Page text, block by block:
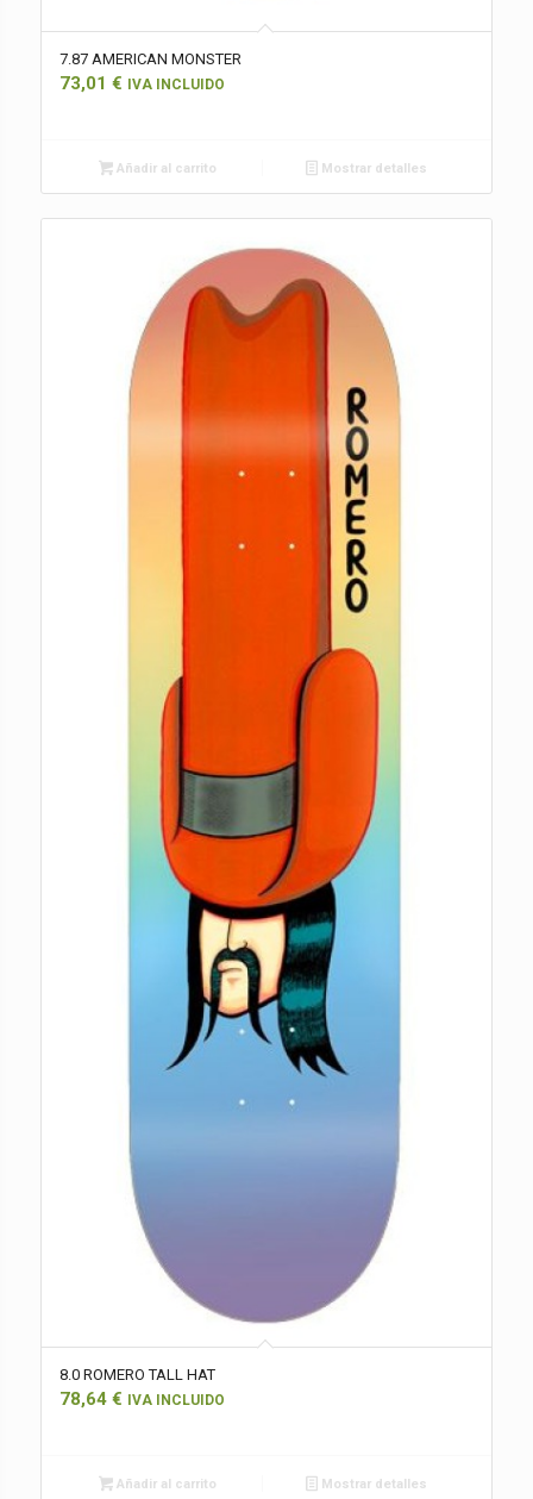
7.87 AMERICAN MONSTER
73,01 € IVA INCLUIDO
Añadir al carrito Mostrar detalles
8.0 ROMERO TALL HAT
78,64 € IVA INCLUIDO
Añadir al carrito Mostrar detalles